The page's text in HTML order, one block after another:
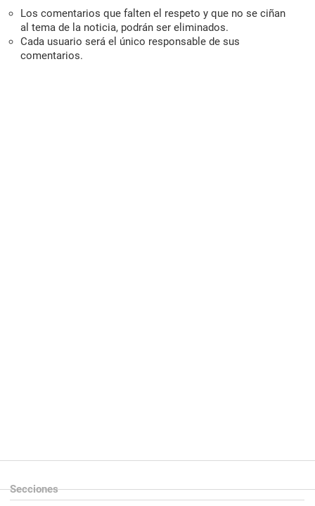
Los comentarios que falten el respeto y que no se ciñan
al tema de la noticia, podrán ser eliminados.
Cada usuario será el único responsable de sus
comentarios.
Secciones